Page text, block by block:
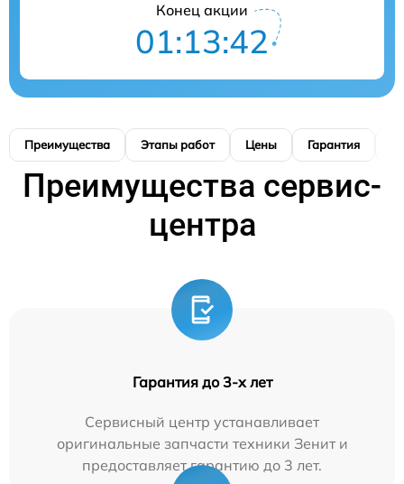
Конец акции
01:13:41
Преимущества Этапы работ Цены Гарантия
Преимущества сервис-
центра
Гарантия до 3-х лет
Сервисный центр устанавливает
оригинальные запчасти техники Зенит и
предоставляет гарантию до 3 лет.